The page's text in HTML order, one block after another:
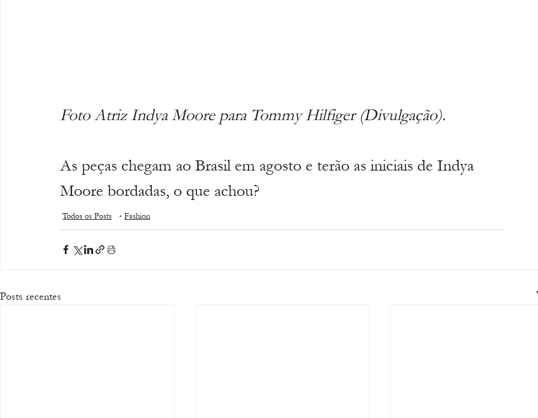
Foto Atriz Indya Moore para Tommy Hilfiger (Divulgação).
As peças chegam ao Brasil em agosto e terão as iniciais de Indya
Moore bordadas, o que achou?
Todos os Posts Fashion
Posts recentes